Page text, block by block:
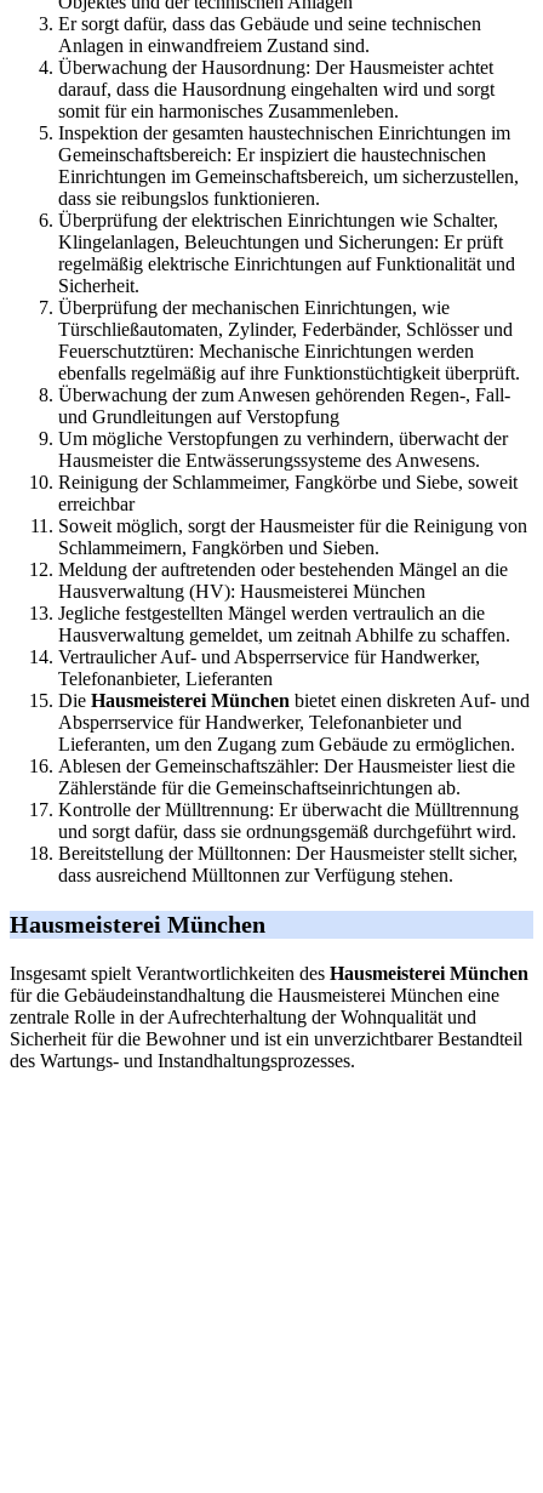
Er sorgt dafür, dass das Gebäude und seine technischen
Anlagen in einwandfreiem Zustand sind.
Überwachung der Hausordnung: Der Hausmeister achtet
darauf, dass die Hausordnung eingehalten wird und sorgt
somit für ein harmonisches Zusammenleben.
Inspektion der gesamten haustechnischen Einrichtungen im
Gemeinschaftsbereich: Er inspiziert die haustechnischen
Einrichtungen im Gemeinschaftsbereich, um sicherzustellen,
dass sie reibungslos funktionieren.
Überprüfung der elektrischen Einrichtungen wie Schalter,
Klingelanlagen, Beleuchtungen und Sicherungen: Er prüft
regelmäßig elektrische Einrichtungen auf Funktionalität und
Sicherheit.
Überprüfung der mechanischen Einrichtungen, wie
Türschließautomaten, Zylinder, Federbänder, Schlösser und
Feuerschutztüren: Mechanische Einrichtungen werden
ebenfalls regelmäßig auf ihre Funktionstüchtigkeit überprüft.
Überwachung der zum Anwesen gehörenden Regen-, Fall-
und Grundleitungen auf Verstopfung
Um mögliche Verstopfungen zu verhindern, überwacht der
Hausmeister die Entwässerungssysteme des Anwesens.
Reinigung der Schlammeimer, Fangkörbe und Siebe, soweit
erreichbar
Soweit möglich, sorgt der Hausmeister für die Reinigung von
Schlammeimern, Fangkörben und Sieben.
Meldung der auftretenden oder bestehenden Mängel an die
Hausverwaltung (HV): Hausmeisterei München
Jegliche festgestellten Mängel werden vertraulich an die
Hausverwaltung gemeldet, um zeitnah Abhilfe zu schaffen.
Vertraulicher Auf- und Absperrservice für Handwerker,
Telefonanbieter, Lieferanten
Die Hausmeisterei München bietet einen diskreten Auf- und
Absperrservice für Handwerker, Telefonanbieter und
Lieferanten, um den Zugang zum Gebäude zu ermöglichen.
Ablesen der Gemeinschaftszähler: Der Hausmeister liest die
Zählerstände für die Gemeinschaftseinrichtungen ab.
Kontrolle der Mülltrennung: Er überwacht die Mülltrennung
und sorgt dafür, dass sie ordnungsgemäß durchgeführt wird.
Bereitstellung der Mülltonnen: Der Hausmeister stellt sicher,
dass ausreichend Mülltonnen zur Verfügung stehen.
Hausmeisterei München
Insgesamt spielt Verantwortlichkeiten des Hausmeisterei München
für die Gebäudeinstandhaltung die Hausmeisterei München eine
zentrale Rolle in der Aufrechterhaltung der Wohnqualität und
Sicherheit für die Bewohner und ist ein unverzichtbarer Bestandteil
des Wartungs- und Instandhaltungsprozesses.